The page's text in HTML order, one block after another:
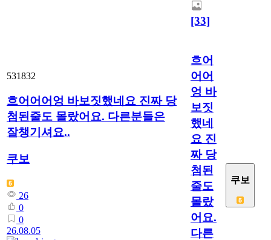
[33]
531832
흐어어어엉 바보짓했네요 진짜 당
첨된줄도 몰랐어요. 다른분들은
잘챙기셔요..
쿠보
26
0
0
26.08.05
흐어
어어
엉 바
보짓
했네
요 진
짜 당
첨된
줄도
몰랐
어요.
다른
쿠보